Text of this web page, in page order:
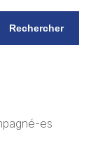
Rechercher
es